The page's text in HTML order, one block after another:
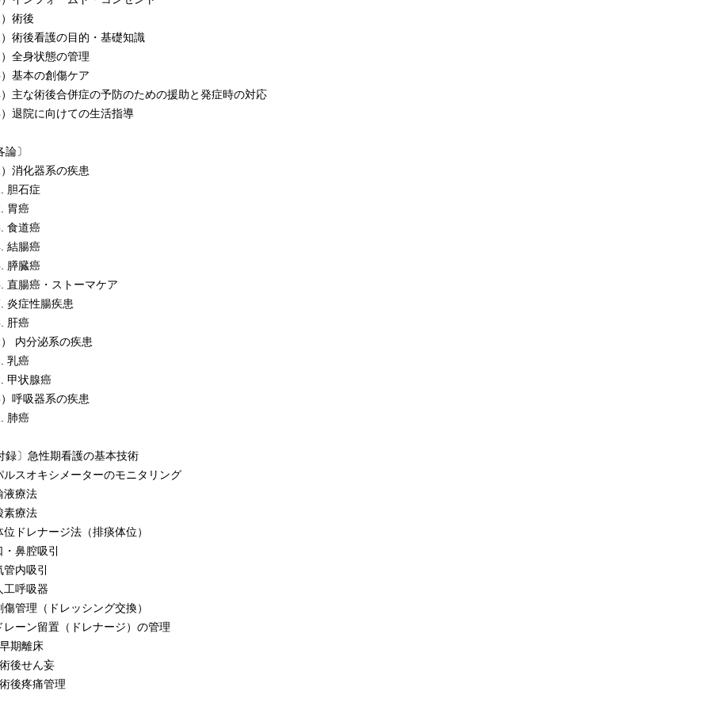
）術後
術後看護の目的・基礎知識
全身状態の管理
基本の創傷ケア
主な術後合併症の予防のための援助と発症時の対応
退院に向けての生活指導
論〕
）消化器系の疾患
胆石症
胃癌
食道癌
結腸癌
膵臓癌
直腸癌・ストーマケア
炎症性腸疾患
肝癌
） 内分泌系の疾患
乳癌
甲状腺癌
）呼吸器系の疾患
肺癌
録〕急性期看護の基本技術
ルスオキシメーターのモニタリング
液療法
素療法
位ドレナージ法（排痰体位）
・鼻腔吸引
内吸引
工呼吸器
傷管理（ドレッシング交換）
レーン留置（ドレナージ）の管理
期離床
後せん妄
後疼痛管理